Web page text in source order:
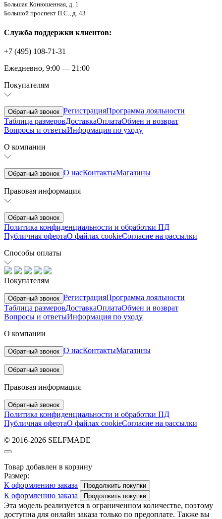
Большая Конюшенная, д. 1
Большой проспект П.С., д. 43
Служба поддержки клиентов:
+7 (495) 108-71-31
Ежедневно, 9:00 — 21:00
Покупателям
Обратный звонок РегистрацияПрограмма лояльности
Таблица размеровДоставкаОплатаОбмен и возврат
Вопросы и ответыИнформация по уходу
О компании
Обратный звонок О насКонтактыМагазины
Правовая информация
Обратный звонок
Политика конфиденциальности и обработки ПД
Публичная офертаО файлах cookieСогласие на рассылки
Способы оплаты
Покупателям
Обратный звонок РегистрацияПрограмма лояльности
Таблица размеровДоставкаОплатаОбмен и возврат
Вопросы и ответыИнформация по уходу
О компании
Обратный звонок О насКонтактыМагазины
Обратный звонок
Правовая информация
Обратный звонок
Политика конфиденциальности и обработки ПД
Публичная офертаО файлах cookieСогласие на рассылки
© 2016-2026 SELFMADE
Товар добавлен в корзину
Размер:
К оформлению заказа
Продолжить покупки
К оформлению заказа Продолжить покупки
Эта модель реализуется в ограниченном количестве, поэтому
доступна для онлайн заказа только по предоплате. Также вы